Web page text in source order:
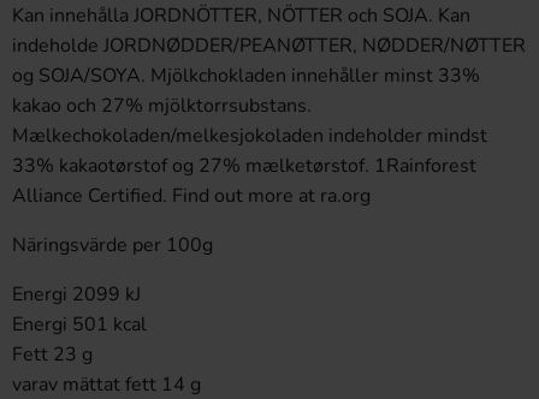
Kan innehålla JORDNÖTTER, NÖTTER och SOJA. Kan
indeholde JORDNØDDER/PEANØTTER, NØDDER/NØTTER
og SOJA/SOYA. Mjölkchokladen innehåller minst 33%
kakao och 27% mjölktorrsubstans.
Mælkechokoladen/melkesjokoladen indeholder mindst
33% kakaotørstof og 27% mælketørstof. 1Rainforest
Alliance Certified. Find out more at ra.org
Näringsvärde per 100g
Energi 2099 kJ
Energi 501 kcal
Fett 23 g
varav mättat fett 14 g